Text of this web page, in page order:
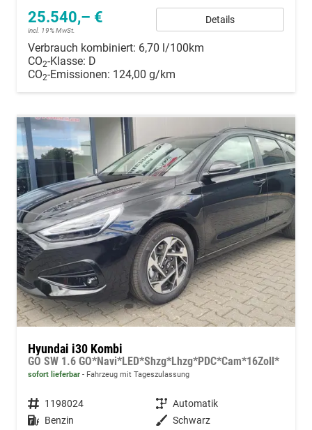
25.540,– €
incl. 19% MwSt.
Details
Verbrauch kombiniert: 6,70 l/100km
CO2-Klasse: D
CO2-Emissionen: 124,00 g/km
Hyundai i30 Kombi
GO SW 1.6 GO*Navi*LED*Shzg*Lhzg*PDC*Cam*16Zoll*
sofort lieferbar Fahrzeug mit Tageszulassung
Fahrzeugnummer 1198024 Getriebe Automatik
Kraftstoff Benzin Außenfarbe Schwarz